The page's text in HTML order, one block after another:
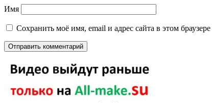
Имя
Сохранить моё имя, email и адрес сайта в этом